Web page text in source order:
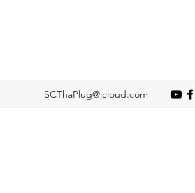
SCThaPlug@icloud.com